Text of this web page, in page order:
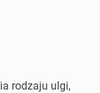
rodzaju ulgi,